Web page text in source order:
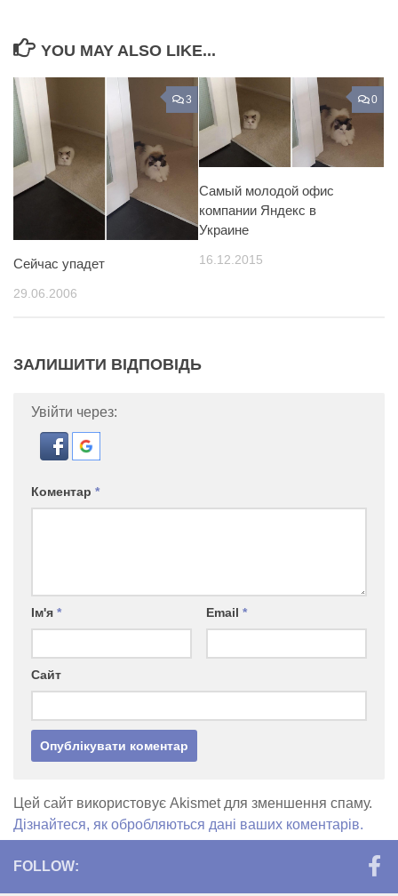
YOU MAY ALSO LIKE...
3
Сейчас упадет
29.06.2006
0
Самый молодой офис
компании Яндекс в
Украине
16.12.2015
ЗАЛИШИТИ ВІДПОВІДЬ
Увійти через:
Коментар *
Ім'я * Email *
Сайт
Цей сайт використовує Akismet для зменшення спаму.
Дізнайтеся, як обробляються дані ваших коментарів.
FOLLOW: